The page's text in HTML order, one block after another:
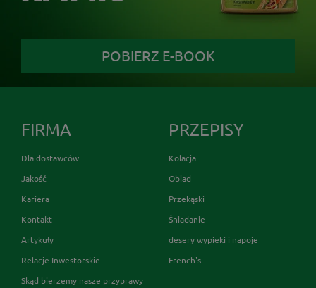
POBIERZ E-BOOK
FIRMA
Dla dostawców
Jakość
Kariera
Kontakt
Artykuły
Relacje Inwestorskie
Skąd bierzemy nasze przyprawy
PRZEPISY
Kolacja
Obiad
Przekąski
Śniadanie
desery wypieki i napoje
French's